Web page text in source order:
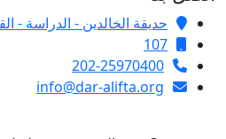
حديقة الخالدين - الدراسة -
107
202-25970400
info@dar-alifta.org